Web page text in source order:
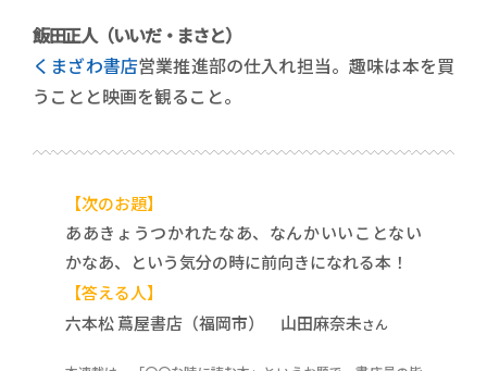
飯田正人（いいだ・まさと）
くまざわ書店営業推進部の仕入れ担当。趣味は本を買
うことと映画を観ること。
【次のお題】
ああきょうつかれたなあ、なんかいいことない
かなあ、という気分の時に前向きになれる本！
【答える人】
六本松 蔦屋書店（福岡市） 山田麻奈未さん